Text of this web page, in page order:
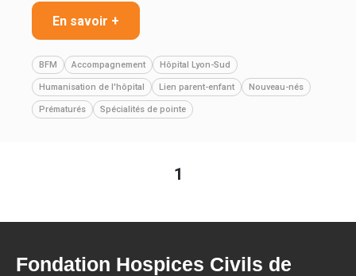
En savoir +
BFM Accompagnement Hôpital Lyon-Sud
Humanisation de l'hôpital Lien parent-enfant Nouveau-nés
Prématurés Spécialités de pointe
1
Fondation Hospices Civils de